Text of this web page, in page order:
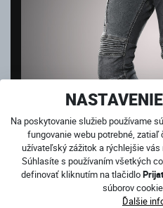
Na poskytovanie služieb používame
fungovanie webu potrebné,
užívateľský zážitok a rýchlejšie
Súhlasíte s používaním všetkých
definovať kliknutím na tlačidlo
súborov
Ďalšie
CLUB SPORT GREY